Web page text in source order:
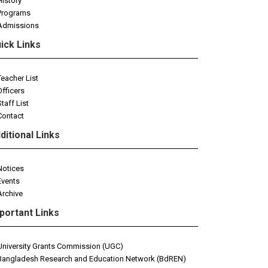
Links
List
List
Links
Links
Grants Commission (UGC)
Research and Education Network (BdREN)